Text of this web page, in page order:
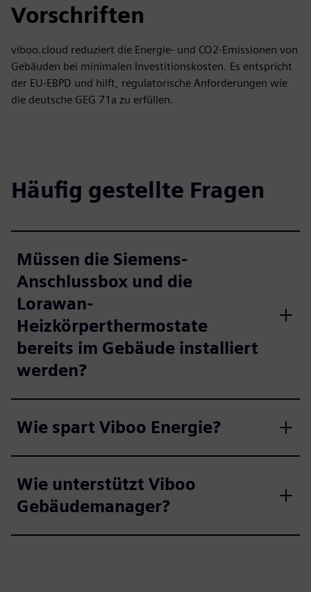
Vorschriften
viboo.cloud reduziert die Energie- und CO2-Emissionen von
Gebäuden bei minimalen Investitionskosten. Es entspricht
der EU-EBPD und hilft, regulatorische Anforderungen wie
die deutsche GEG 71a zu erfüllen.
Häufig gestellte Fragen
Müssen die Siemens-
Anschlussbox und die
Lorawan-
Heizkörperthermostate
bereits im Gebäude installiert
werden?
Wie spart Viboo Energie?
Wie unterstützt Viboo
Gebäudemanager?